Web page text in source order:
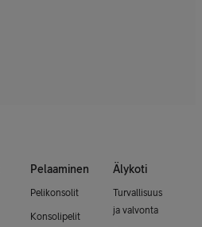
Pelaaminen
Pelikonsolit
Konsolipelit
Älykoti
Turvallisuus
ja valvonta